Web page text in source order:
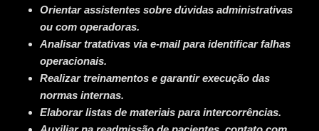
Orientar assistentes sobre dúvidas administrativas
ou com operadoras.
Analisar tratativas via e-mail para identificar falhas
operacionais.
Realizar treinamentos e garantir execução das
normas internas.
Elaborar listas de materiais para intercorrências.